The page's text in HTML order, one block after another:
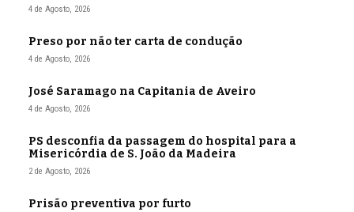
4 de Agosto, 2026
Preso por não ter carta de condução
4 de Agosto, 2026
José Saramago na Capitania de Aveiro
4 de Agosto, 2026
PS desconfia da passagem do hospital para a
Misericórdia de S. João da Madeira
2 de Agosto, 2026
Prisão preventiva por furto